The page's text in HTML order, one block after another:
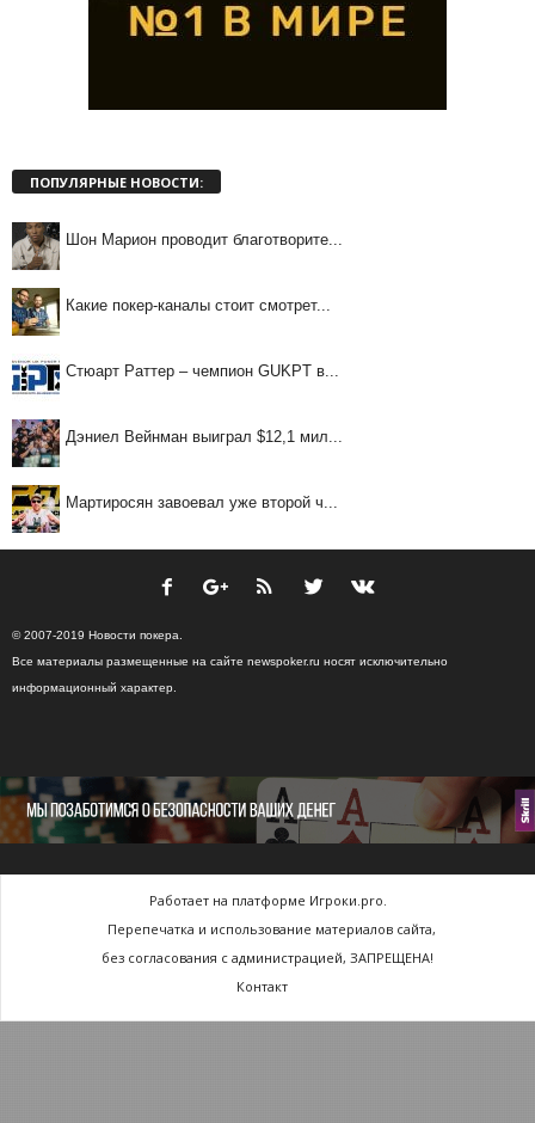
ПОПУЛЯРНЫЕ НОВОСТИ:
Шон Марион проводит благотворите...
Какие покер-каналы стоит смотрет...
Стюарт Раттер – чемпион GUKPT в...
Дэниел Вейнман выиграл $12,1 мил...
Мартиросян завоевал уже второй ч...
© 2007-2019 Новости покера.
Все материалы размещенные на сайте newspoker.ru носят исключительно
информационный характер.
Работает на платформе Игроки.pro.
Перепечатка и использование материалов сайта,
без согласования с администрацией, ЗАПРЕЩЕНА!
Контакт